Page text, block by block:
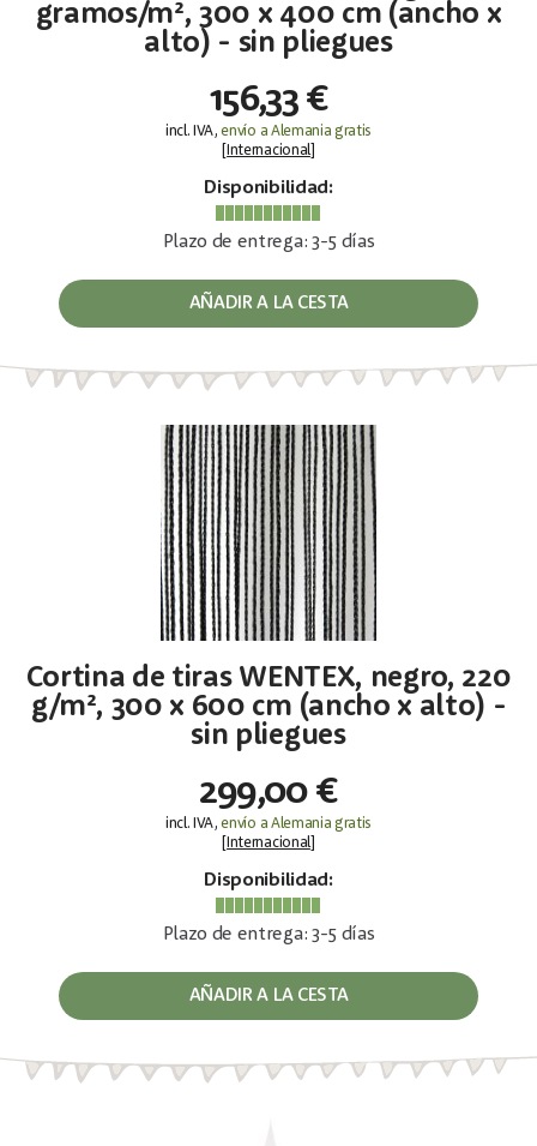
gramos/m², 300 x 400 cm (ancho x
alto) - sin pliegues
156,33 €
incl. IVA,envío a Alemania gratis
Internacional]
Disponibilidad:
Plazo de entrega: 3-5 días
AÑADIR A LA CESTA
Cortina de tiras WENTEX, negro, 220
g/m², 300 x 600 cm (ancho x alto) -
sin pliegues
299,00 €
incl. IVA,envío a Alemania gratis
Internacional]
Disponibilidad:
Plazo de entrega: 3-5 días
AÑADIR A LA CESTA